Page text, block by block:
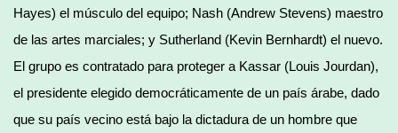
Hayes) el músculo del equipo; Nash (Andrew Stevens) maestro
de las artes marciales; y Sutherland (Kevin Bernhardt) el nuevo.
El grupo es contratado para proteger a Kassar (Louis Jourdan),
el presidente elegido democráticamente de un país árabe, dado
que su país vecino está bajo la dictadura de un hombre que